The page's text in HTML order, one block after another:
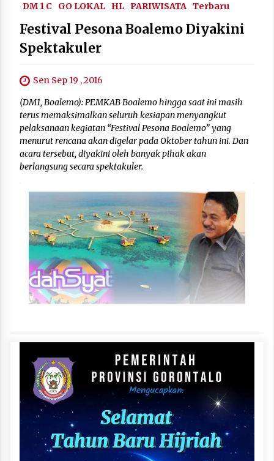
DM 1 C GO LOKAL HL PARIWISATA Terbaru
Festival Pesona Boalemo Diyakini
Spektakuler
Sen Sep 19 , 2016
(DM1, Boalemo): PEMKAB Boalemo hingga saat ini masih
terus memaksimalkan seluruh kesiapan menyangkut
pelaksanaan kegiatan “Festival Pesona Boalemo” yang
menurut rencana akan digelar pada Oktober tahun ini. Dan
acara tersebut, diyakini oleh banyak pihak akan
berlangsung secara spektakuler.